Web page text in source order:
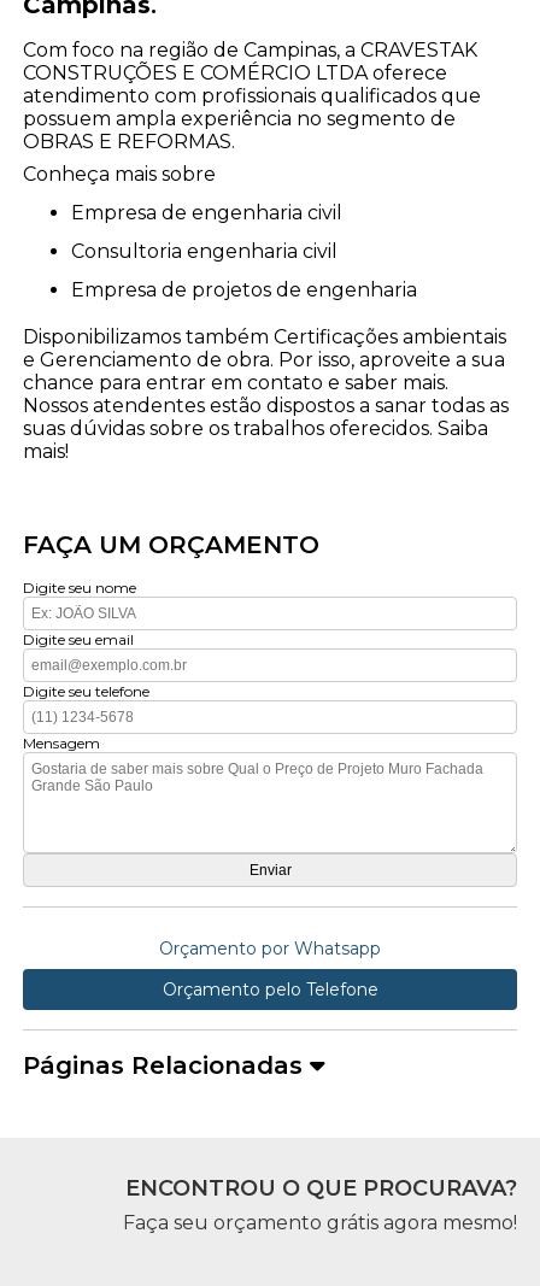
Com foco na região de Campinas, a CRAVESTAK
CONSTRUÇÕES E COMÉRCIO LTDA oferece
atendimento com profissionais qualificados que
possuem ampla experiência no segmento de
OBRAS E REFORMAS.
Conheça mais sobre
empresa de engenharia civil
consultoria engenharia civil
empresa de projetos de engenharia
Disponibilizamos também Certificações ambientais
e Gerenciamento de obra. Por isso, aproveite a sua
chance para entrar em contato e saber mais.
Nossos atendentes estão dispostos a sanar todas as
suas dúvidas sobre os trabalhos oferecidos. Saiba
mais!
FAÇA UM ORÇAMENTO
Digite seu nome
Digite seu email
Digite seu telefone
Mensagem
Orçamento por Whatsapp
Orçamento pelo Telefone
Páginas Relacionadas
ENCONTROU O QUE PROCURAVA?
Faça seu orçamento grátis agora mesmo!